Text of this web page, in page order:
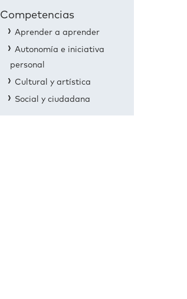
Competencias
Aprender a aprender
Autonomía e iniciativa
personal
Cultural y artística
Social y ciudadana